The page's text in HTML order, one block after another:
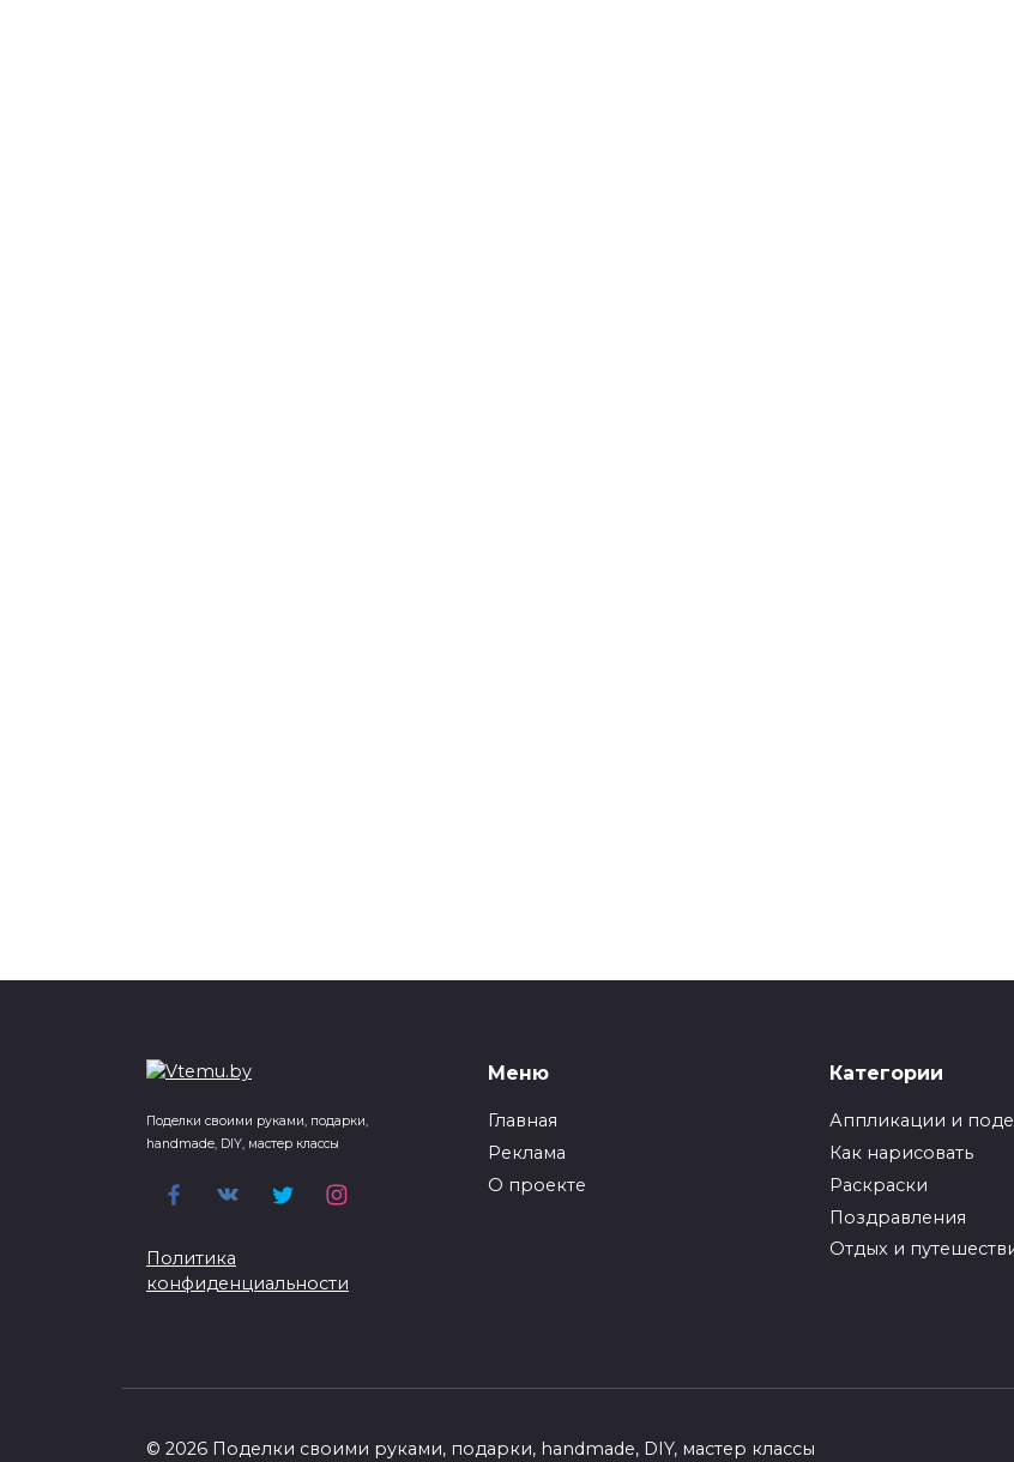
Поделки своими руками, подарки,
handmade, DIY, мастер классы
Политика
конфиденциальности
Меню
Главная
Реклама
О проекте
Категории
Аппликации и
Как нарисовать
Раскраски
Поздравления
Отдых и
© 2026 Поделки своими руками, подарки, handmade, DIY, мастер классы